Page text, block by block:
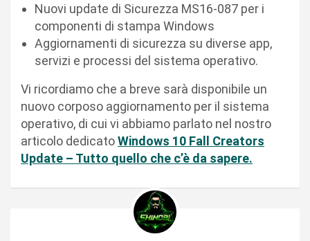
Nuovi update di Sicurezza MS16-087 per i
componenti di stampa Windows
Aggiornamenti di sicurezza su diverse app,
servizi e processi del sistema operativo.
Vi ricordiamo che a breve sarà disponibile un
nuovo corposo aggiornamento per il sistema
operativo, di cui vi abbiamo parlato nel nostro
articolo dedicatoWindows 10 Fall Creators
Update – Tutto quello che c’è da sapere.